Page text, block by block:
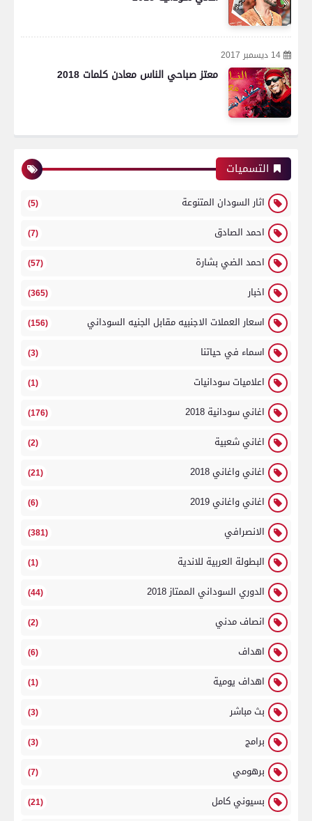
14 ديسمبر 2017
معتز صباحي الناس معادن كلمات 2018
التسميات
اثار السودان المتنوعة (5)
احمد الصادق (7)
احمد الضي بشارة (57)
اخبار (365)
اسعار العملات الاجنبيه مقابل الجنيه السوداني (156)
اسماء في حياتنا (3)
اعلاميات سودانيات (1)
اغاني سودانية 2018 (176)
اغاني شعبية (2)
اغاني واغاني 2018 (21)
اغاني واغاني 2019 (6)
الانصرافي (381)
البطولة العربية للاندية (1)
الدوري السوداني الممتاز 2018 (44)
انصاف مدني (2)
اهداف (6)
اهداف يومية (1)
بث مباشر (3)
برامج (3)
برهومي (7)
بسيوني كامل (21)